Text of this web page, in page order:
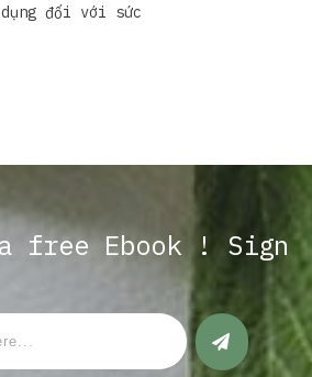
đối với sức
free Ebook ! Sign